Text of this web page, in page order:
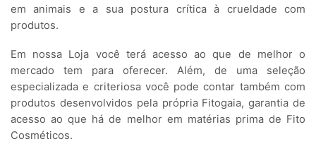
em animais e a sua postura crítica à crueldade com
produtos.
Em nossa Loja você terá acesso ao que de melhor o
mercado tem para oferecer. Além, de uma seleção
especializada e criteriosa você pode contar também com
produtos desenvolvidos pela própria Fitogaia, garantia de
acesso ao que há de melhor em matérias prima de Fito
Cosméticos.